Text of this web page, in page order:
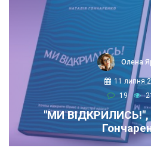
Олена
11 липня
19
"МИ ВІДКРИЛИСЬ!",